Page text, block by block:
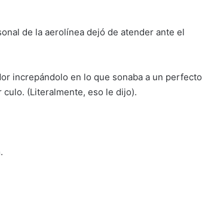
de la aerolínea dejó de atender ante el
increpándolo en lo que sonaba a un perfecto
(Literalmente, eso le dijo).